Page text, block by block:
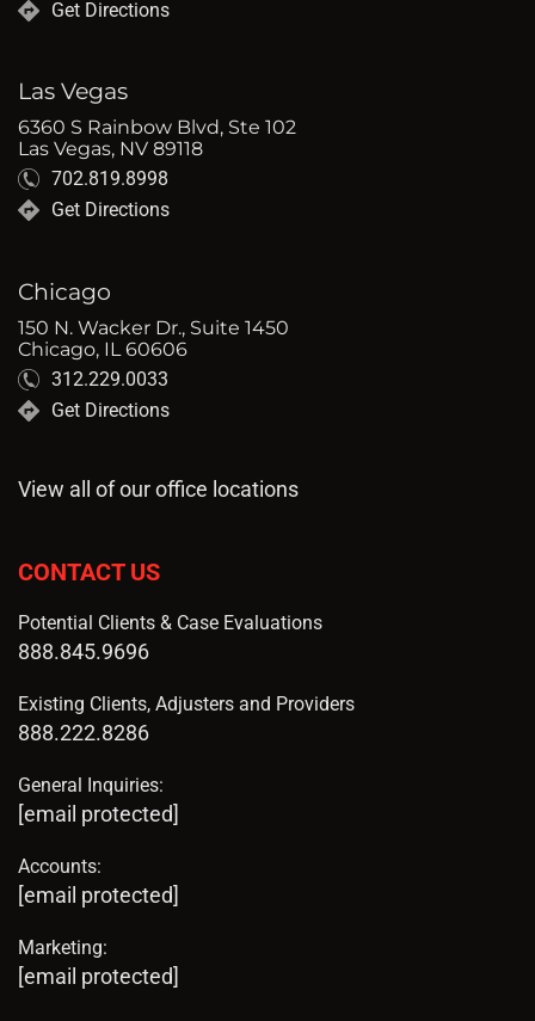
Get Directions
Las Vegas
6360 S Rainbow Blvd, Ste 102
Las Vegas, NV 89118
702.819.8998
Get Directions
Chicago
150 N. Wacker Dr., Suite 1450
Chicago, IL 60606
312.229.0033
Get Directions
View all of our office locations
CONTACT US
Potential Clients & Case Evaluations
888.845.9696
Existing Clients, Adjusters and Providers
888.222.8286
General Inquiries:
[email protected]
Accounts:
[email protected]
Marketing:
[email protected]